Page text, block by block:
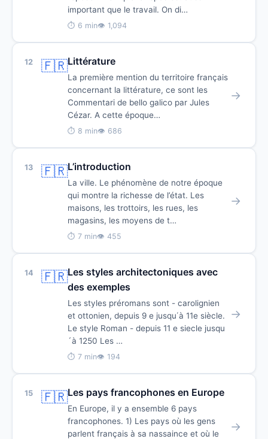
important que le travail. On di…
⏱ 6 min👁 1,094
12 🇫🇷Littérature
La première mention du territoire français
concernant la littérature, ce sont les
Commentari de bello galico par Jules
Cézar. A cette époque…
⏱ 8 min👁 686
→
13 🇫🇷L’introduction
La ville. Le phénomène de notre époque
qui montre la richesse de l’état. Les
maisons, les trottoirs, les rues, les
magasins, les moyens de t…
⏱ 7 min👁 455
→
14 🇫🇷Les styles architectoniques avec
des exemples
Les styles préromans sont - carolignien
et ottonien, depuis 9 e jusqu΄à 11e siècle.
Le style Roman - depuis 11 e siecle jusqu
´à 1250 Les …
⏱ 7 min👁 194
→
15 🇫🇷Les pays francophones en Europe
En Europe, il y a ensemble 6 pays
francophones. 1) Les pays où les gens
parlent français à sa nassaince et où le
→